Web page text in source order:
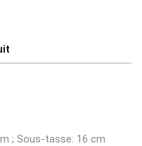
; Sous-tasse: 16 cm